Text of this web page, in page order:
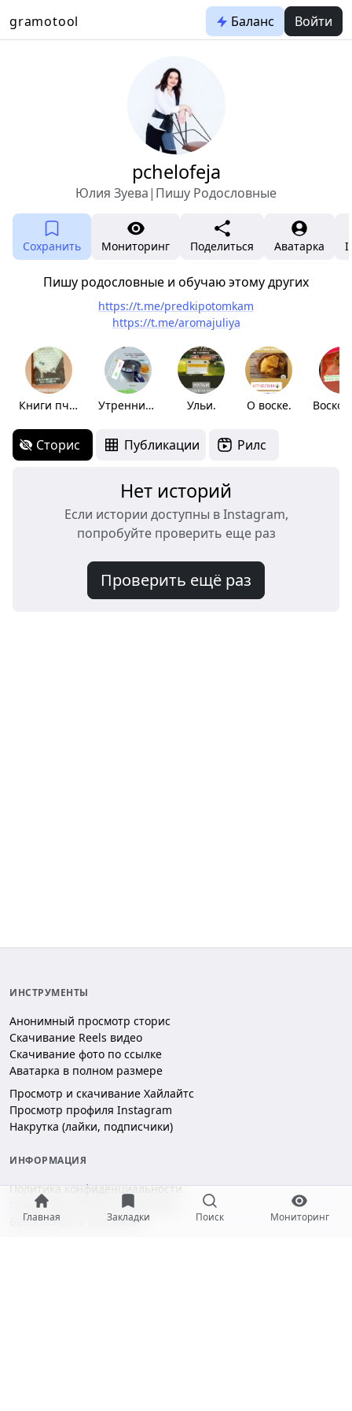
gramotool Баланс Войти
Главная Закладки Поиск Мониторинг
pchelofeja
Юлия Зуева|Пишу Родословные
Сохранить Мониторинг Поделиться Аватарка
Пишу родословные и обучаю этому других
https://t.me/predkipotomkam
https://t.me/aromajuliya
Книги пчеловода Утренний кофе. Ульи. О воске.
Сторис Публикации Рилс
Нет историй
Если истории доступны в Instagram,
попробуйте проверить еще раз
Проверить ещё раз
ИНСТРУМЕНТЫ
Анонимный просмотр сторис
Скачивание Reels видео
Скачивание фото по ссылке
Аватарка в полном размере
Просмотр и скачивание Хайлайтс
Просмотр профиля Instagram
Накрутка (лайки, подписчики)
ИНФОРМАЦИЯ
Политика конфиденциальности
Пользовательское соглашение
Безопасность платежей